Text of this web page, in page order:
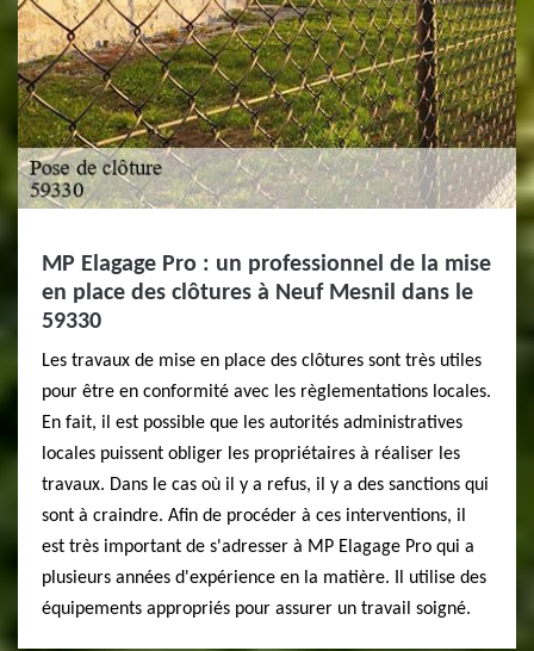
MP Elagage Pro : un professionnel de la mise
en place des clôtures à Neuf Mesnil dans le
59330
Les travaux de mise en place des clôtures sont très utiles
pour être en conformité avec les règlementations locales.
En fait, il est possible que les autorités administratives
locales puissent obliger les propriétaires à réaliser les
travaux. Dans le cas où il y a refus, il y a des sanctions qui
sont à craindre. Afin de procéder à ces interventions, il
est très important de s'adresser à MP Elagage Pro qui a
plusieurs années d'expérience en la matière. Il utilise des
équipements appropriés pour assurer un travail soigné.